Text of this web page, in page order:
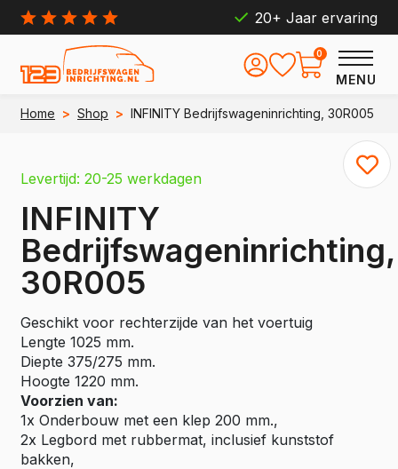
20+ Jaar ervaring
MENU
0
Home > Shop > INFINITY Bedrijfswageninrichting, 30R005
Levertijd: 20-25 werkdagen
INFINITY
Bedrijfswageninrichting,
30R005
Geschikt voor rechterzijde van het voertuig
Lengte 1025 mm.
Diepte 375/275 mm.
Hoogte 1220 mm.
Voorzien van:
1x Onderbouw met een klep 200 mm.,
2x Legbord met rubbermat, inclusief kunststof
bakken,